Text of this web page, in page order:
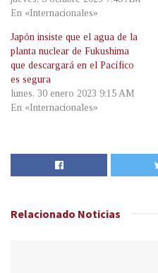
En «Internacionales»
Japón insiste que el agua de la
planta nuclear de Fukushima
que descargará en el Pacífico
es segura
lunes, 30 enero 2023 9:15 AM
En «Internacionales»
Relacionado Noticias